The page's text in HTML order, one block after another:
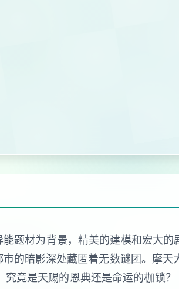
题材为背景，精美的建模和宏大
的暗影深处藏匿着无数谜团。摩
竟是天赐的恩典还是命运的枷锁